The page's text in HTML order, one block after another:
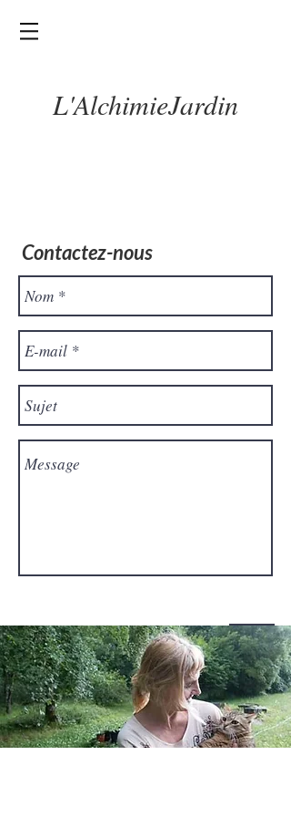
L'AlchimieJardin
Contactez-nous
Envoyer